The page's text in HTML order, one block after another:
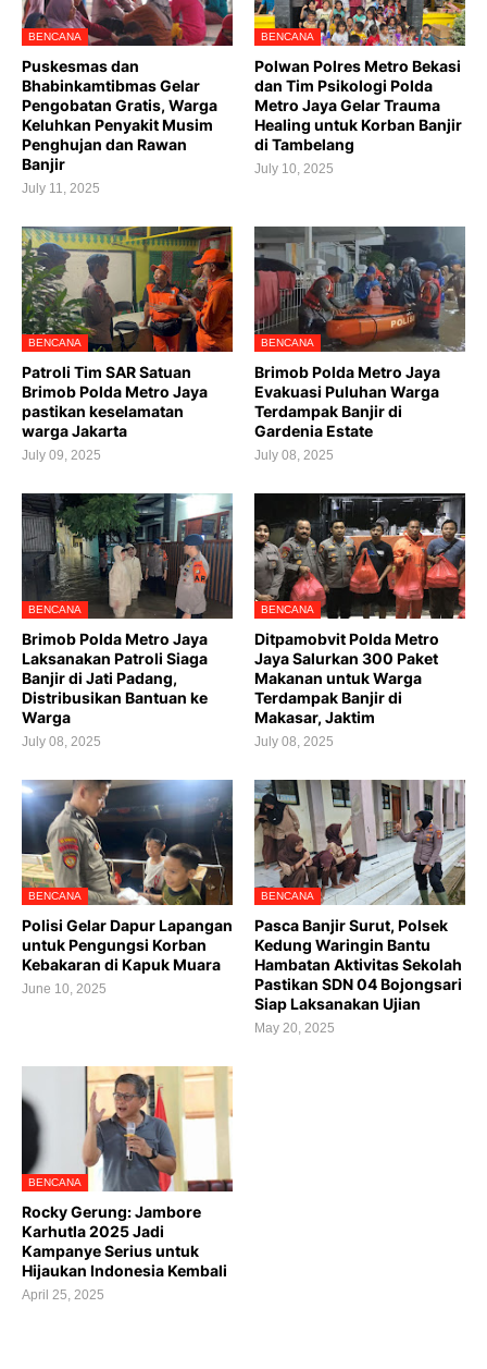
BENCANA
Puskesmas dan
Bhabinkamtibmas Gelar
Pengobatan Gratis, Warga
Keluhkan Penyakit Musim
Penghujan dan Rawan
Banjir
July 11, 2025
BENCANA
Polwan Polres Metro Bekasi
dan Tim Psikologi Polda
Metro Jaya Gelar Trauma
Healing untuk Korban Banjir
di Tambelang
July 10, 2025
BENCANA
Patroli Tim SAR Satuan
Brimob Polda Metro Jaya
pastikan keselamatan
warga Jakarta
July 09, 2025
BENCANA
Brimob Polda Metro Jaya
Evakuasi Puluhan Warga
Terdampak Banjir di
Gardenia Estate
July 08, 2025
BENCANA
Brimob Polda Metro Jaya
Laksanakan Patroli Siaga
Banjir di Jati Padang,
Distribusikan Bantuan ke
Warga
July 08, 2025
BENCANA
Ditpamobvit Polda Metro
Jaya Salurkan 300 Paket
Makanan untuk Warga
Terdampak Banjir di
Makasar, Jaktim
July 08, 2025
BENCANA
Polisi Gelar Dapur Lapangan
untuk Pengungsi Korban
Kebakaran di Kapuk Muara
June 10, 2025
BENCANA
Pasca Banjir Surut, Polsek
Kedung Waringin Bantu
Hambatan Aktivitas Sekolah
Pastikan SDN 04 Bojongsari
Siap Laksanakan Ujian
May 20, 2025
BENCANA
Rocky Gerung: Jambore
Karhutla 2025 Jadi
Kampanye Serius untuk
Hijaukan Indonesia Kembali
April 25, 2025